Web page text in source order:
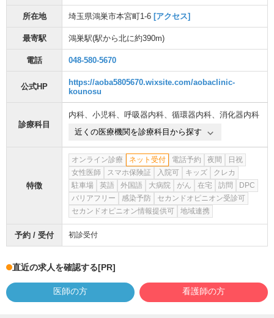
所在地 埼玉県鴻巣市本宮町1-6 [アクセス]
最寄駅 鴻巣駅(駅から北に約390m)
電話 048-580-5670
公式HP
https://aoba5805670.wixsite.com/aobaclinic-
kounosu
診療科目
内科、 小児科、 呼吸器内科、 循環器内科、 消化器内科
近くの医療機関を診療科目から探す
特徴
オンライン診療 ネット受付 電話予約 夜間
日祝
女性医師
スマホ保険証 入院可 キッズ
クレカ
駐車場
英語 外国語 大病院 がん 在宅 訪問
DPC
バリアフリー
感染予防
セカンドオピニオン受診可
セカンドオピニオン情報提供可
地域連携
予約 / 受付 初診受付
直近の求人を確認する[PR]
医師の方 看護師の方